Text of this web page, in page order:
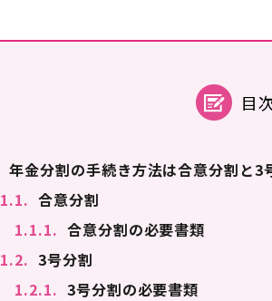
目
年金分割の手続き方法は合意分割と3
1.1. 合意分割
1.1.1. 合意分割の必要書類
1.2. 3号分割
1.2.1. 3号分割の必要書類